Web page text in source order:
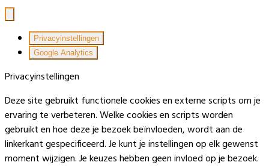
Privacyinstellingen
Google Analytics
Privacyinstellingen
Deze site gebruikt functionele cookies en externe scripts om je
ervaring te verbeteren. Welke cookies en scripts worden
gebruikt en hoe deze je bezoek beïnvloeden, wordt aan de
linkerkant gespecificeerd. Je kunt je instellingen op elk gewenst
moment wijzigen. Je keuzes hebben geen invloed op je bezoek.